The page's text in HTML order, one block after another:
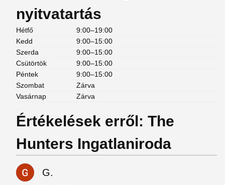
nyitvatartás
Hétfő
9:00–19:00
Kedd
9:00–15:00
Szerda
9:00–15:00
Csütörtök
9:00–15:00
Péntek
9:00–15:00
Szombat
Zárva
Vasárnap
Zárva
Értékelések erről: The
Hunters Ingatlaniroda
G.